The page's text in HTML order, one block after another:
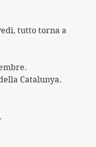
tutto torna a
Catalunya.